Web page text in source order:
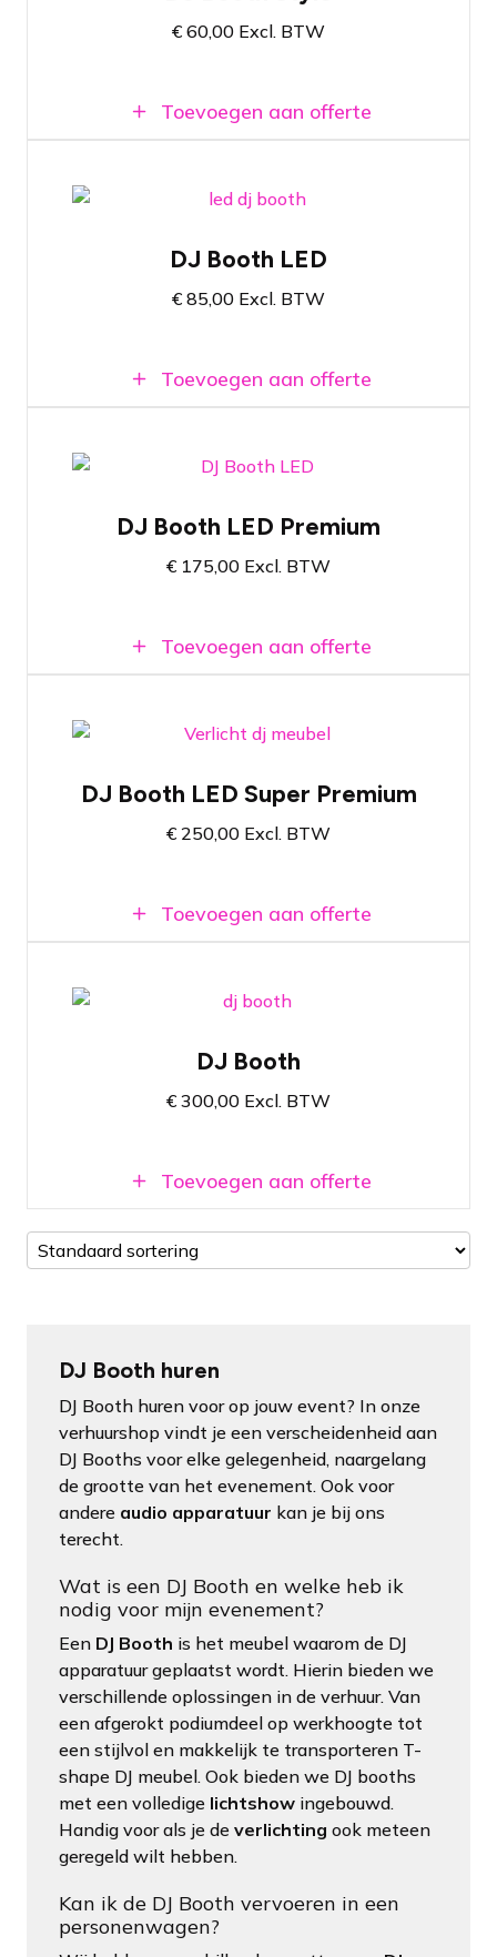
Makkelijk zelf in en uit elkaar te halen
€ 60,00 Excl. BTW
Toevoegen aan offerte
Lichtsturing met lichtprogramma's
ingebouwd
DJ Booth LED
€ 85,00 Excl. BTW
Toevoegen aan offerte
DJ Booth LED met bewegend licht
Biedt ruimte voor een DJ controller of DJ
set met 3 mediaspelers
Makkelijk te bedienen via ingebouwde
DJ Booth LED Premium
€ 175,00 Excl. BTW
Toevoegen aan offerte
Makkelijk door DJ te bedienen door
ingebouwde lichtcontroller
DJ Booth LED Super Premium
€ 250,00 Excl. BTW
Toevoegen aan offerte
Kies paneeltype en de breedte van de DJ
Stel creatief je eigen decor samen met DJ
Booth, SuperColumns en SuperWalls
Super eenvoudig op- & af te bouwen
DJ Booth
€ 300,00 Excl. BTW
Toevoegen aan offerte
DJ Booth huren
DJ Booth huren voor op jouw event? In onze
verhuurshop vindt je een verscheidenheid aan
DJ Booths voor elke gelegenheid, naargelang
de grootte van het evenement. Ook voor
andere audio apparatuur kan je bij ons
terecht.
Wat is een DJ Booth en welke heb ik
nodig voor mijn evenement?
Een DJ Booth is het meubel waarom de DJ
apparatuur geplaatst wordt. Hierin bieden we
verschillende oplossingen in de verhuur. Van
een afgerokt podiumdeel op werkhoogte tot
een stijlvol en makkelijk te transporteren T-
shape DJ meubel. Ook bieden we DJ booths
met een volledige lichtshowingebouwd.
Handig voor als je de verlichting ook meteen
geregeld wilt hebben.
Kan ik de DJ Booth vervoeren in een
personenwagen?